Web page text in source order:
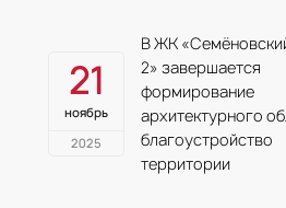
21
ноябрь
2025
В ЖК
2» завершается
формирование
архитектурного
благоустройство
территории